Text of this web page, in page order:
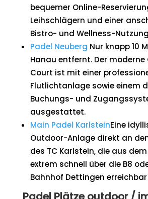
bequemer Online-
Leihschlägern und einer
Bistro- und Wellness-
Padel Neuberg Nur knapp 10
Hanau entfernt. Der
Court ist mit einer
Flutlichtanlage sowie einem
Buchungs- und
ausgestattet.
Main Padel KarlsteinEine
Outdoor-Anlage direkt an
des TC Karlstein, die aus
extrem schnell über die B8
Bahnhof Dettingen